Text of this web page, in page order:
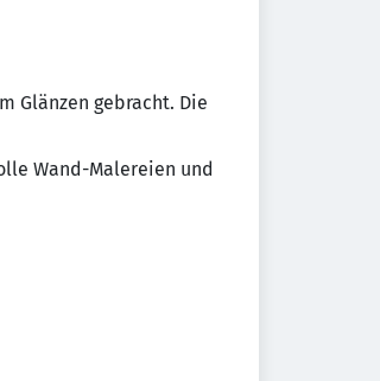
Glänzen gebracht. Die
Wand-Malereien und